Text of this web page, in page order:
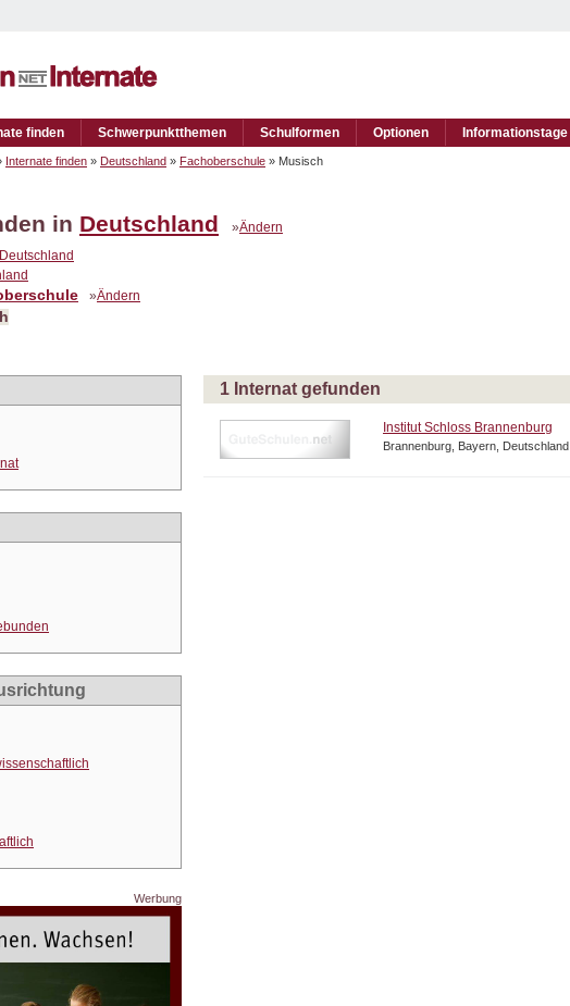
finden Schwerpunktthemen Schulformen Optionen Informationstage
Internate finden » Deutschland » Fachoberschule » Musisch
in Deutschland »Ändern
»Ändern
Werbung
1 Internat gefunden
Institut Schloss Brannenburg
Brannenburg, Bayern, Deutschland